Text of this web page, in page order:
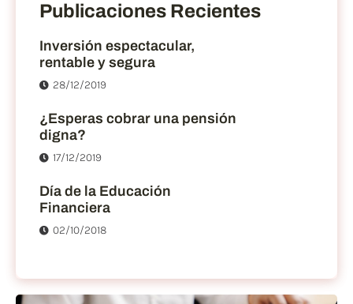
Publicaciones Recientes
Inversión espectacular,
rentable y segura
28/12/2019
¿Esperas cobrar una pensión
digna?
17/12/2019
Día de la Educación
Financiera
02/10/2018